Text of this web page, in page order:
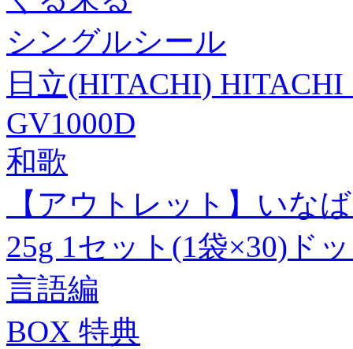
シングルシール
日立(HITACHI)
GV1000D
和歌
【アウトレット】いな
25g 1セット(1袋×30)ド
言語編
BOX 特典